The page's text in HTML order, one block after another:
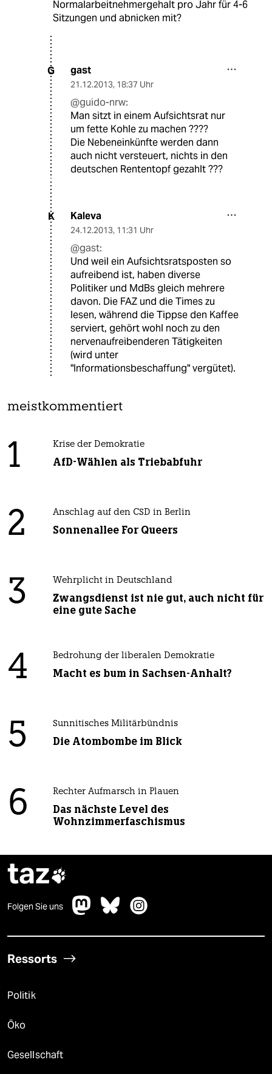
Normalarbeitnehmergehalt pro Jahr für 4-6
Sitzungen und abnicken mit?
G gast
21.12.2013, 18:37 Uhr
@guido-nrw:
Man sitzt in einem Aufsichtsrat nur
um fette Kohle zu machen ????
Die Nebeneinkünfte werden dann
auch nicht versteuert, nichts in den
deutschen Rententopf gezahlt ???
K Kaleva
24.12.2013, 11:31 Uhr
@gast:
Und weil ein Aufsichtsratsposten so
aufreibend ist, haben diverse
Politiker und MdBs gleich mehrere
davon. Die FAZ und die Times zu
lesen, während die Tippse den Kaffee
serviert, gehört wohl noch zu den
nervenaufreibenderen Tätigkeiten
(wird unter
"Informationsbeschaffung" vergütet).
meistkommentiert
1 Krise der Demokratie
AfD-Wählen als Triebabfuhr
2 Anschlag auf den CSD in Berlin
Sonnenallee For Queers
3 Wehrplicht in Deutschland
Zwangsdienst ist nie gut, auch nicht für
eine gute Sache
4 Bedrohung der liberalen Demokratie
Macht es bum in Sachsen-Anhalt?
5 Sunnitisches Militärbündnis
Die Atombombe im Blick
6 Rechter Aufmarsch in Plauen
Das nächste Level des
Wohnzimmerfaschismus
taz
Folgen Sie uns
Ressorts
Politik
Öko
Gesellschaft